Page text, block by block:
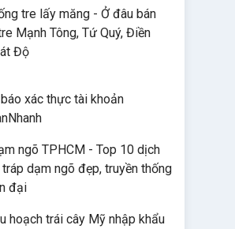
tre lấy măng - Ở đâu bán
Mạnh Tông, Tứ Quý, Điền
Độ
xác thực tài khoản
ngõ TPHCM - Top 10 dịch
dạm ngõ đẹp, truyền thống
đại
hoạch trái cây Mỹ nhập khẩu